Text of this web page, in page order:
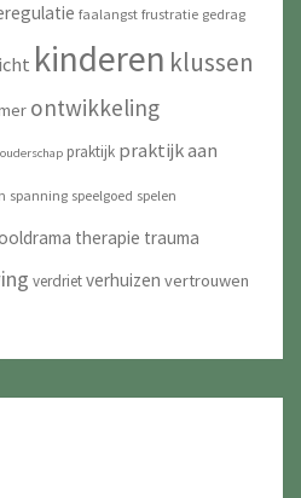
faalangst frustratie gedrag
kinderen klussen
ontwikkeling
ouderschap praktijk praktijk aan
spanning speelgoed spelen
therapie trauma
verdrietverhuizen vertrouwen